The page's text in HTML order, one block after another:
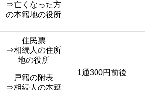
⇒亡くなった方
の本籍地の役所
住民票
⇒相続人の住所
地の役所
戸籍の附表
⇒相続人の本籍
1通300円前後